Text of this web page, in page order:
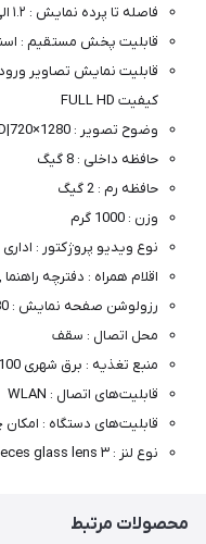
شکیبایی
شما
عزیزان
"دریافت
کدرهگیری
پستی(کلیک
کنید)
ادامه
فاصله تا پرده نمایش : ۱.۲ الی ۴ متر برای ۴۰ اینچ الی ۱۳۰ اینچ
قابلیت پخش مستقیم :
کیفیت FULL HD
وضوح تصویر : 1280×720|HD
حافظه داخلی : 8 گیگ
حافظه رم : 2 گیگ
وزن : 1000 گرم
نوع ویدیو پروژکتور :
اقلام همراه : دفترچه‌
رزولوشن صفحه نمایش : 1080 × 1920 پیکسل – Full HD
محل اتصال : سقف
منبع تغذیه : برق شهری 100 ولت تا 240 ولت
قابلیت‌های اتصال : WLAN
قابلیت‌های دستگاه : امکان
نوع لنز : ۳ pieces glass lens
محصولات مرتبط